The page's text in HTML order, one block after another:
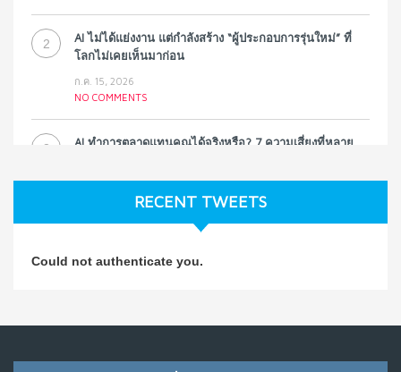
2
AI ไม่ได้แย่งงาน แต่กำลังสร้าง “ผู้ประกอบการรุ่นใหม่” ที่
โลกไม่เคยเห็นมาก่อน
ก.ค. 15, 2026
NO COMMENTS
3
AI ทำการตลาดแทนคุณได้จริงหรือ? 7 ความเสี่ยงที่หลาย
NO COMMENTS
Koe ในแบบอาจารย์บอม
5
RECENT TWEETS
Could not authenticate you.